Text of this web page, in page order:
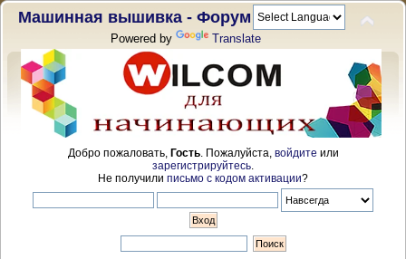
Машинная вышивка - Форум
Powered by Translate
Добро пожаловать, Гость. Пожалуйста, войдите или
зарегистрируйтесь
Не получили письмо с кодом активации?